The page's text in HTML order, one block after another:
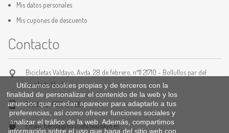
Utilizamos cookies propias y de terceros con la
finalidad de personalizar el contenido de la web y los
anuncios que puedan aparecer para adaptarlo a tus
preferencias, así como ofrecer funciones sociales y
analizar el tráfico de la web. Además, compartimos
información sobre el uso que haga del sitio web con
Mis datos personales
Mis cupones de descuento
Contacto
Bicicletas Valdayo, Avda. 28 de febrero, nº11 21710 - Bollullos par del
condado Huelva
Teléfono: 959 410 554
Email:tienda@bicicletasvaldayo.es